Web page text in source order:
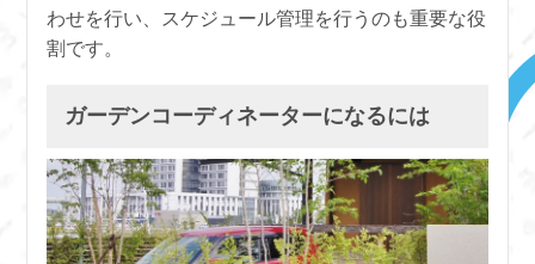
わせを行い、スケジュール管理を行うのも重要な役
割です。
ガーデンコーディネーターになるには